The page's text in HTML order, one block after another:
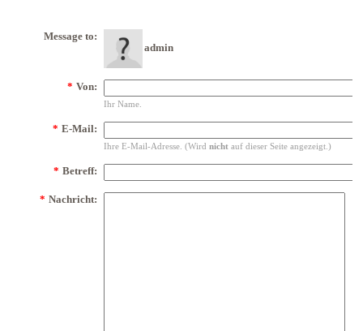
Message to:
admin
* Von:
Ihr Name.
* E-Mail:
Ihre E-Mail-Adresse. (Wird nicht auf dieser Seite angezeigt.)
* Betreff:
* Nachricht: